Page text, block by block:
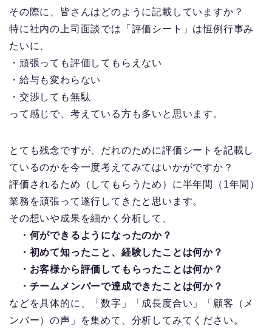
その際に、皆さんはどのように記載していますか？
特に社内の上司面談では「評価シート」は恒例行事み
たいに、
・頑張っても評価してもらえない
・給与も変わらない
・交渉しても無駄
って感じで、考えている方も多いと思います。
とても残念ですが、だれのために評価シートを記載し
ているのかを今一度考えてみてはいかがですか？
評価されるため（してもらうため）に半年間（1年間）
業務を頑張って遂行してきたと思います。
その想いや成果を細かく分析して、
・何ができるようになったのか？
・初めて知ったこと、経験したことは何か？
・お客様から評価してもらったことは何か？
・チームメンバーで達成できたことは何か？
などを具体的に、「数字」「成長度合い」「顧客（メ
ンバー）の声」を集めて、分析してみてください。